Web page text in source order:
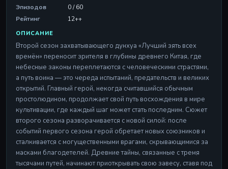
Эпизодов
0 / 60
Рейтинг
12++
ОПИСАНИЕ
Второй сезон захватывающего дунхуа «Лучший зять всех
времён» переносит зрителя в глубины древнего Китая, где
небесные законы переплетаются с человеческими страстями,
а путь воина — это череда испытаний, предательств и великих
открытий. Главный герой, некогда считавшийся обычным
простолюдином, продолжает свой путь восхождения в мире
культивации, где каждый шаг может стать последним. Сюжет
второго сезона разворачивается с новой силой: после
событий первого сезона герой обретает новых союзников и
сталкивается с могущественными врагами, скрывающимися за
масками благодетелей. Древние тайны, связанные с тремя
тысячами путей, начинают приоткрывать свою завесу, ставя под